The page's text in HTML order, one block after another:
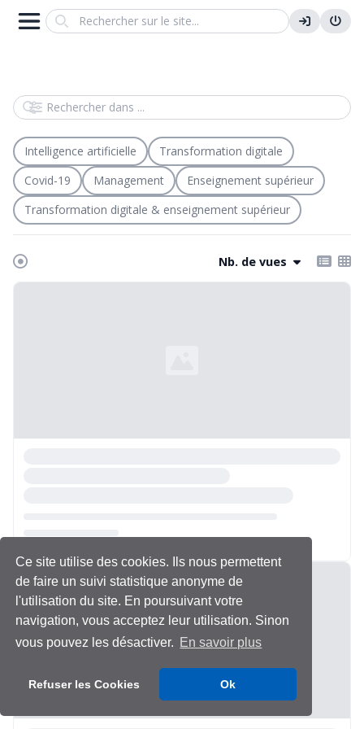
Ce site utilise des cookies. Ils nous permettent
de faire un suivi statistique anonyme de
l'utilisation du site. En poursuivant votre
navigation, vous acceptez leur utilisation. Sinon
vous pouvez les désactiver. En savoir plus
Refuser les Cookies Ok
Search
Rechercher dans
Intelligence artificielle
Transformation digitale
Covid-19
Management
Enseignement supérieur
Transformation digitale & enseignement supérieur
Nb. de vues
Chargement...